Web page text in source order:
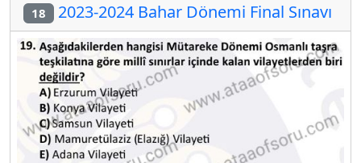
18 2023-2024 Bahar Dönemi Final Sınavı